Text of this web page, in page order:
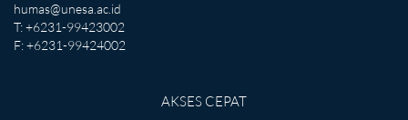
humas@unesa.ac.id
T: +6231-99423002
F: +6231-99424002
AKSES CEPAT